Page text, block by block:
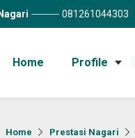
081261044303
Home Profile
Home Prestasi Nagari